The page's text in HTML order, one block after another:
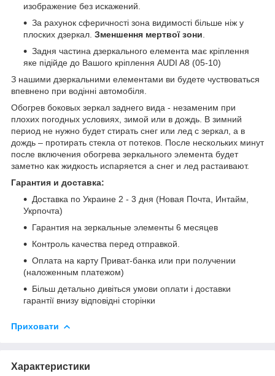
изображение без искажений.
За рахунок сферичності зона видимості більше ніж у
плоских дзеркал. Зменшення мертвої зони
Задня частина дзеркального елемента має кріплення
яке підійде до Вашого кріплення AUDI A8 (05-10)
З нашими дзеркальними елементами ви будете чуствоваться
впевнено при водінні автомобіля.
Обогрев боковых зеркал заднего вида - незаменим при
плохих погодных условиях, зимой или в дождь. В зимний
период не нужно будет стирать снег или лед с зеркал, а в
дождь – протирать стекла от потеков. После нескольких минут
после включения обогрева зеркального элемента будет
заметно как жидкость испаряется а снег и лед растаивают.
Гарантия и доставка:
Доставка по Украине 2 - 3 дня (Новая Почта, Интайм,
Укрпочта)
Гарантия на зеркальные элементы 6 месяцев
Контроль качества перед отправкой.
Оплата на карту Приват-банка или при получении
(наложенным платежом)
Більш детально дивіться умови оплати і доставки
гарантії внизу відповідні сторінки
Приховати
Характеристики